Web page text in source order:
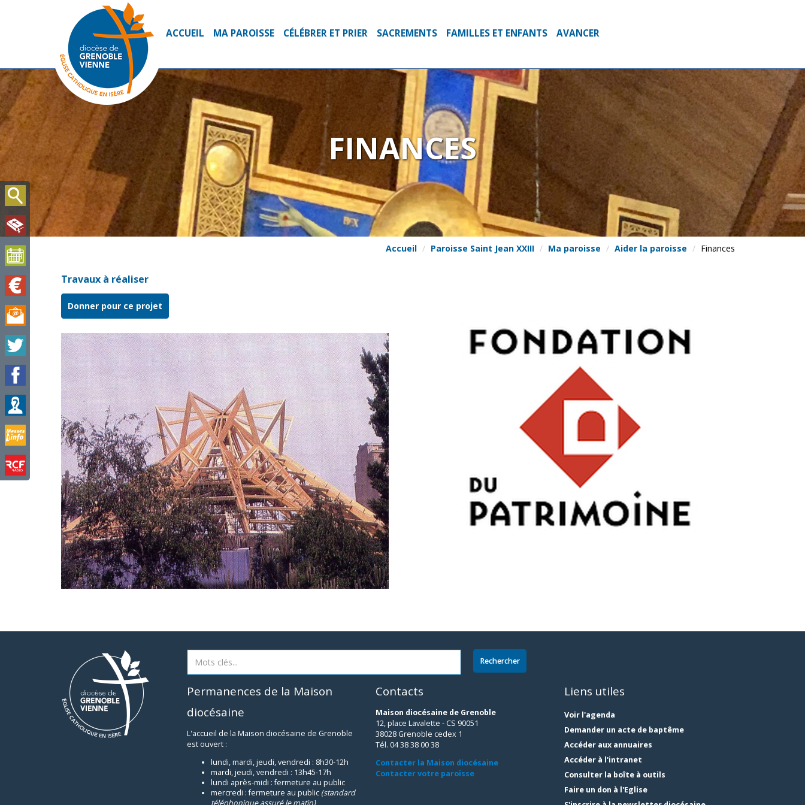
FINANCES
Accueil Paroisse Saint Jean XXIII Ma paroisse Aider la paroisse Finances
Travaux à réaliser
Donner pour ce projet
Permanences de la Maison
diocésaine
L'accueil de la Maison diocésaine de Grenoble
est ouvert :
lundi, mardi, jeudi, vendredi : 8h30-12h
mardi, jeudi, vendredi : 13h45-17h
lundi après-midi : fermeture au public
mercredi : fermeture au public (standard
téléphonique assuré le matin)
Contacts
Maison diocésaine de Grenoble
12, place Lavalette - CS 90051
38028 Grenoble cedex 1
Tél. 04 38 38 00 38
Contacter la Maison diocésaine
Contacter votre paroisse
Liens utiles
Voir l'agenda
Demander un acte de baptême
Accéder aux annuaires
Accéder à l'intranet
Consulter la boîte à outils
Faire un don à l'Eglise
ACCUEIL MA PAROISSE CÉLÉBRER ET PRIER SACREMENTS FAMILLES ET ENFANTS AVANCER